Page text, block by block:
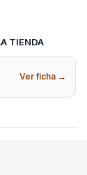
TIENDA
Ver ficha →